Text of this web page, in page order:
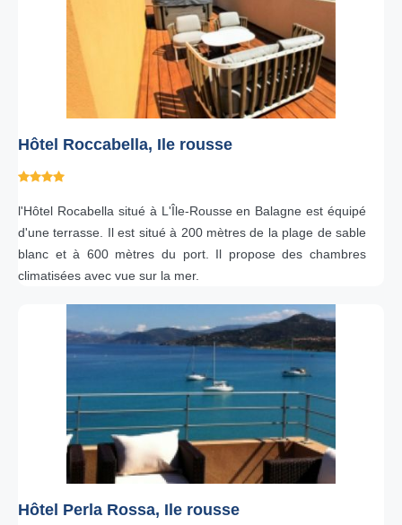
Hôtel Roccabella, Ile rousse
l'Hôtel Rocabella situé à L'Île-Rousse en Balagne est équipé
d'une terrasse. Il est situé à 200 mètres de la plage de sable
blanc et à 600 mètres du port. Il propose des chambres
climatisées avec vue sur la mer.
Hôtel Perla Rossa, Ile rousse